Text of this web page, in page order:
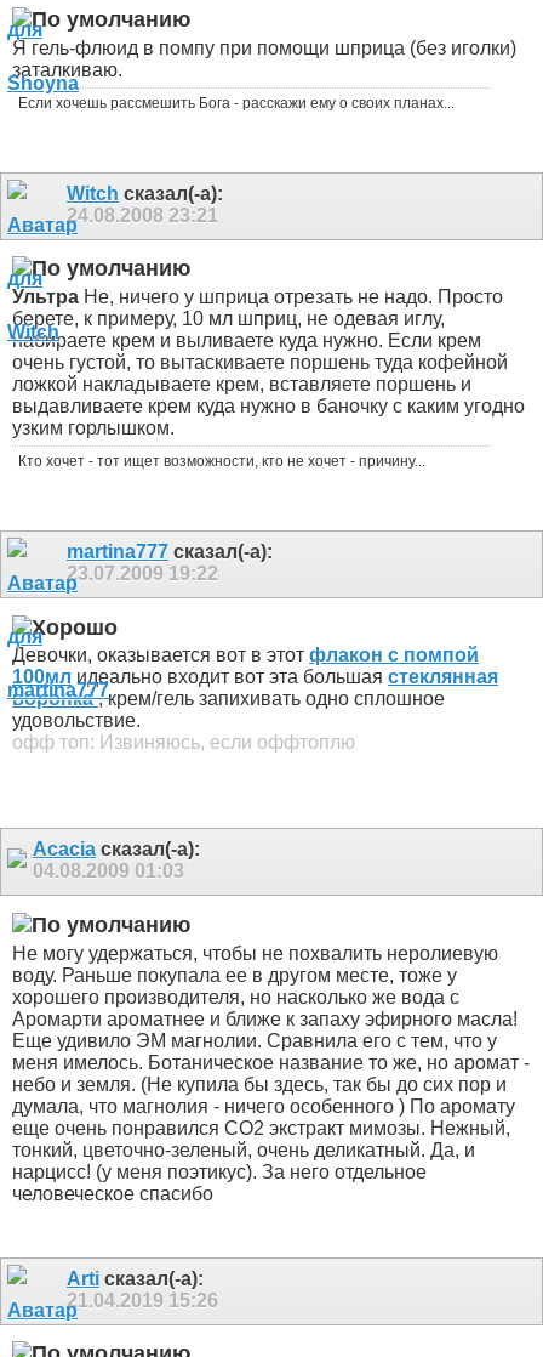
Я гель-флюид в помпу при помощи шприца (без иголки)
заталкиваю.
Если хочешь рассмешить Бога - расскажи ему о своих планах...
Witch сказал(-а):
24.08.2008 23:21
Ультра Не, ничего у шприца отрезать не надо. Просто
берете, к примеру, 10 мл шприц, не одевая иглу,
набираете крем и выливаете куда нужно. Если крем
очень густой, то вытаскиваете поршень туда кофейной
ложкой накладываете крем, вставляете поршень и
выдавливаете крем куда нужно в баночку с каким угодно
узким горлышком.
Кто хочет - тот ищет возможности, кто не хочет - причину...
martina777 сказал(-а):
23.07.2009 19:22
Девочки, оказывается вот в этот флакон с помпой
100мл идеально входит вот эта большая стеклянная
воронка, крем/гель запихивать одно сплошное
удовольствие.
офф топ: Извиняюсь, если оффтоплю
Acacia сказал(-а):
04.08.2009 01:03
Не могу удержаться, чтобы не похвалить неролиевую
воду. Раньше покупала ее в другом месте, тоже у
хорошего производителя, но насколько же вода с
Аромарти ароматнее и ближе к запаху эфирного масла!
Еще удивило ЭМ магнолии. Сравнила его с тем, что у
меня имелось. Ботаническое название то же, но аромат -
небо и земля. (Не купила бы здесь, так бы до сих пор и
думала, что магнолия - ничего особенного ) По аромату
еще очень понравился СО2 экстракт мимозы. Нежный,
тонкий, цветочно-зеленый, очень деликатный. Да, и
нарцисс! (у меня поэтикус). За него отдельное
человеческое спасибо
Arti сказал(-а):
21.04.2019 15:26